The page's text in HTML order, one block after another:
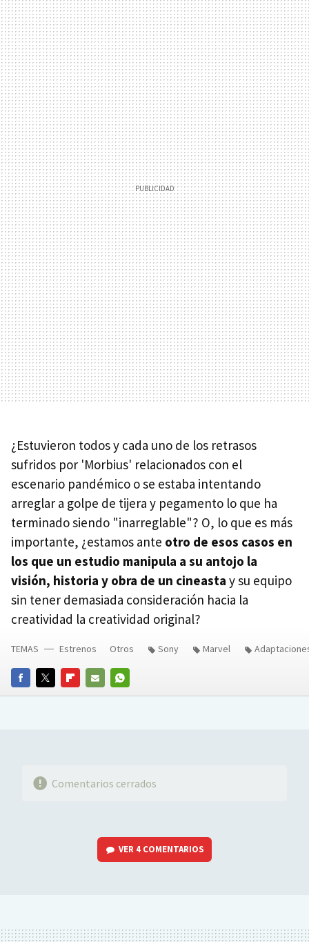
¿Estuvieron todos y cada uno de los retrasos
sufridos por 'Morbius' relacionados con el
escenario pandémico o se estaba intentando
arreglar a golpe de tijera y pegamento lo que ha
terminado siendo "inarreglable"? O, lo que es más
importante, ¿estamos ante otro de esos casos en
los que un estudio manipula a su antojo la
visión, historia y obra de un cineasta y su equipo
sin tener demasiada consideración hacia la
creatividad la creatividad original?
FACEBOOKTWITTERFLIPBOARD
E-
WHATSAPP
TEMAS Estrenos Otros Sony Marvel
Comentarios cerrados
VER 4 COMENTARIOS